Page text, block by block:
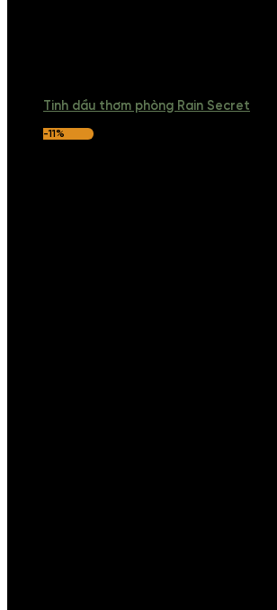
Tinh dầu thơm phòng Rain Secret
-11%